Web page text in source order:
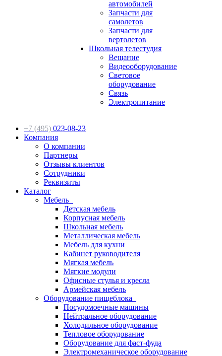
автомобилей
Запчасти для
самолетов
Запчасти для
вертолетов
Школьная телестудия
Вещание
Видеооборудование
Световое
оборудование
Связь
Электропитание
+7 (495) 023-08-23
Компания
О компании
Партнеры
Отзывы клиентов
Сотрудники
Реквизиты
Каталог
Мебель
Детская мебель
Корпусная мебель
Школьная мебель
Металлическая мебель
Мебель для кухни
Кабинет руководителя
Мягкая мебель
Мягкие модули
Офисные стулья и кресла
Армейская мебель
Оборудование пищеблока
Посудомоечные машины
Нейтральное оборудование
Холодильное оборудование
Тепловое оборудование
Оборудование для фаст-фуда
Электромеханическое оборудование